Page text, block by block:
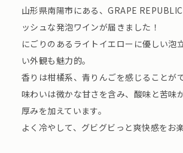
山形県南陽市にある、GRAPE
ッシュな発泡ワインが届きました！
にごりのあるライトイエローに優しい泡
い外観も魅力的。
香りは柑橘系、青りんごを感じることが
味わいは微かな甘さを含み、酸味と苦味
厚みを加えています。
よく冷やして、グビグビっと爽快感をお